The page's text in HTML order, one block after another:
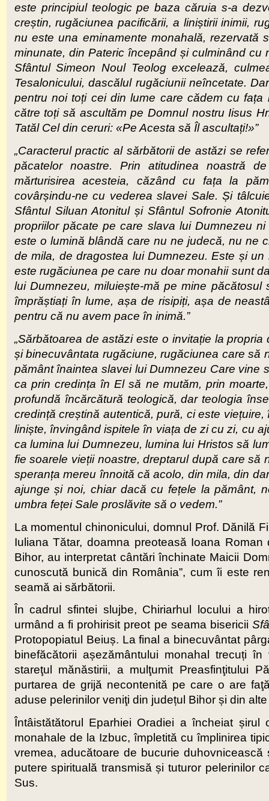
este principiul teologic pe baza căruia s-a
creștin, rugăciunea pacificării, a liniștirii inimii,
nu este una eminamente monahală, rezervată
minunate, din Pateric începând și culminând cu
Sfântul Simeon Noul Teolog excelează,
Tesalonicului, dascălul rugăciunii neîncetate.
pentru noi toți cei din lume care cădem cu
către toți să ascultăm pe Domnul nostru Iisus
Tatăl Cel din ceruri: «Pe Acesta să Îl ascultați!»”
„Caracterul practic al sărbătorii de astăzi se
păcatelor noastre. Prin atitudinea noastră
mărturisirea acesteia, căzând cu fața la
covârșindu-ne cu vederea slavei Sale. Și
Sfântul Siluan Atonitul și Sfântul Sofronie
propriilor păcate pe care slava lui Dumnezeu
este o lumină blândă care nu ne judecă, nu ne
de mila, de dragostea lui Dumnezeu. Este și
este rugăciunea pe care nu doar monahii sunt
lui Dumnezeu, miluiește-mă pe mine
împrăștiați în lume, așa de risipiți, așa de
pentru că nu avem pace în inimă.”
„Sărbătoarea de astăzi este o invitație la
și binecuvântata rugăciune, rugăciunea care să
pământ înaintea slavei lui Dumnezeu Care vine
ca prin credința în El să ne mutăm, prin
profundă încărcătură teologică, dar teologia
credință creștină autentică, pură, ci este
liniște, învingând ispitele în viața de zi cu zi, cu
ca lumina lui Dumnezeu, lumina lui Hristos să
fie soarele vieții noastre, dreptarul după care
speranța mereu înnoită că acolo, din mila, din
ajunge și noi, chiar dacă cu fețele la pământ,
umbra feței Sale proslăvite să o vedem.”
La momentul chinonicului, domnul Prof. Dănilă
Iuliana Tătar, doamna preoteasă Ioana
Bihor, au interpretat cântări închinate Maicii
cunoscută bunică din România”, cum îi este
seamă ai sărbătorii.
În cadrul sfintei slujbe, Chiriarhul locului a
urmând a fi prohirisit preot pe seama bisericii
Protopopiatul Beiuș. La final a binecuvântat
binefăcătorii așezământului monahal trecuți
stareţul mănăstirii, a mulţumit Preasfinţitului
purtarea de grijă necontenită pe care o are
aduse pelerinilor veniţi din județul Bihor și din
Întâistătătorul Eparhiei Oradiei a încheiat
monahale de la Izbuc, împletită cu împlinirea
vremea, aducătoare de bucurie
putere spirituală transmisă și tuturor pelerinilor
Sus.